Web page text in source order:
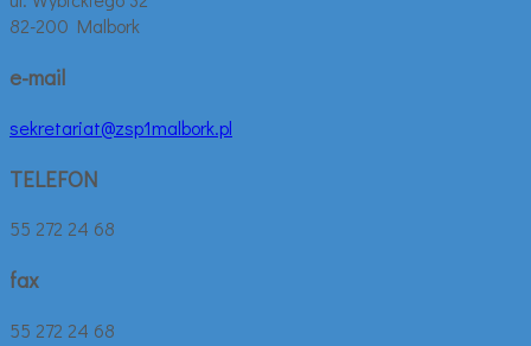
82-200 Malbork
e-mail
sekretariat@zsp1malbork.pl
TELEFON
55 272 24 68
fax
55 272 24 68